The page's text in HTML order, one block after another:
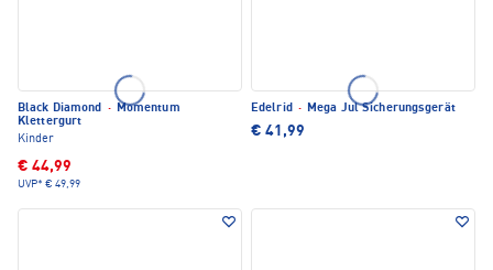
Black Diamond · Momentum
Klettergurt
Kinder
€ 44,99
UVP* € 49,99
Edelrid · Mega Jul Sicherungsgerät
€ 41,99